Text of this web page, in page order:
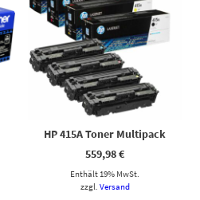
HP 415A Toner Multipack
559,98€
Enthält 19% MwSt.
zzgl. Versand